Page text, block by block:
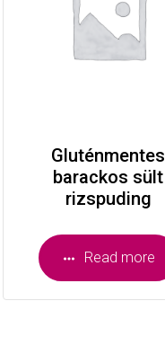
Gluténmentes
barackos sült
rizspuding
Read more